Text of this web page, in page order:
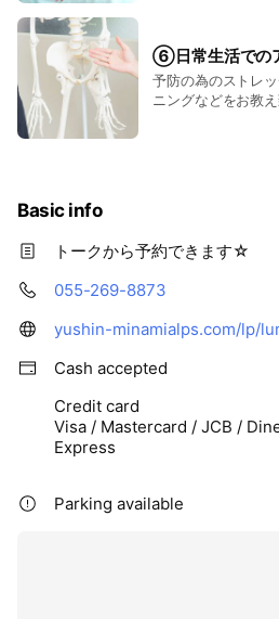
しっかり理解され、
承諾をいただいてから施術を行いま
安心してお任せください。
＝＝＝＝＝＝＝＝＝＝＝＝＝＝＝＝
ただの肩こり・腰痛だと決め付けて
ぜひ一度ご相談ください。
皆様が毎日笑顔で過ごせるよう、
全力でサポートして参ります！
皆様のご来院を心よりお待ちしてお
⑥日常生活での
予防の為のストレ
ニングなどをお教え
Basic info
トークから予約できます☆
055-269-8873
yushin-minamialps.com/lp/
Cash accepted
Credit card
Visa / Mastercard / JCB /
Express
Parking available